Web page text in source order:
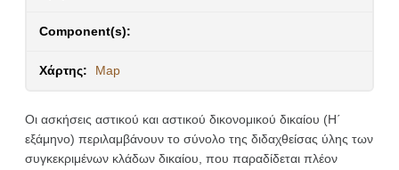
Component(s):
Χάρτης: Map
Οι ασκήσεις αστικού και αστικού δικονομικού δικαίου (Η΄
εξάμηνο) περιλαμβάνουν το σύνολο της διδαχθείσας ύλης των
συγκεκριμένων κλάδων δικαίου, που παραδίδεται πλέον